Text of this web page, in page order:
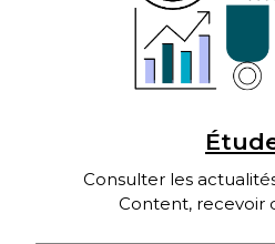
Consulter les
Content, recevoir